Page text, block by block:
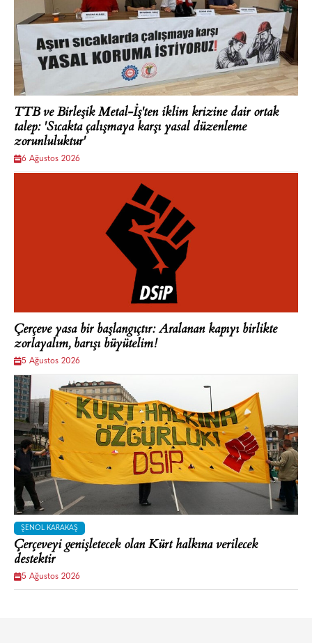
TTB ve Birleşik Metal-İş'ten iklim krizine dair ortak
talep: 'Sıcakta çalışmaya karşı yasal düzenleme
zorunluluktur'
6 Ağustos 2026
Çerçeve yasa bir başlangıçtır: Aralanan kapıyı birlikte
zorlayalım, barışı büyütelim!
5 Ağustos 2026
ŞENOL KARAKAŞ
Çerçeveyi genişletecek olan Kürt halkına verilecek
destektir
5 Ağustos 2026